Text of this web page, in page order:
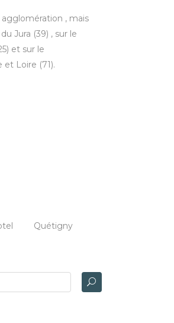
, mais
Jura (39) , sur le
et sur le
Loire (71).
Quétigny